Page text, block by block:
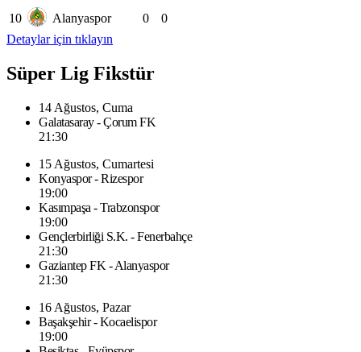
10
Alanyaspor 0
0
Detaylar için tıklayın
Süper Lig Fikstür
14 Ağustos, Cuma
Galatasaray - Çorum FK
21:30
15 Ağustos, Cumartesi
Konyaspor - Rizespor
19:00
Kasımpaşa - Trabzonspor
19:00
Gençlerbirliği S.K. - Fenerbahçe
21:30
Gaziantep FK - Alanyaspor
21:30
16 Ağustos, Pazar
Başakşehir - Kocaelispor
19:00